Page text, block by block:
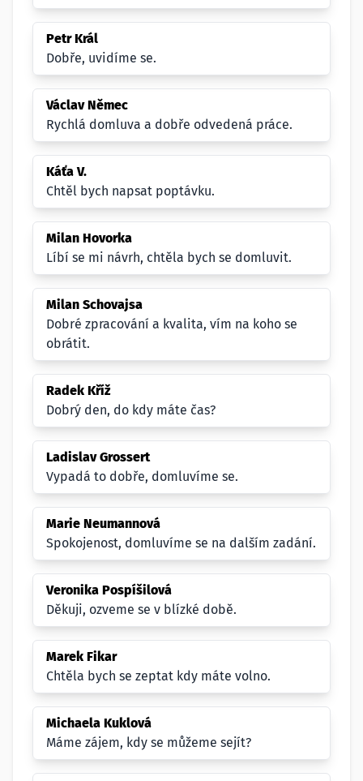
Petr Král
Dobře, uvidíme se.
Václav Němec
Rychlá domluva a dobře odvedená práce.
Káťa V.
Chtěl bych napsat poptávku.
Milan Hovorka
Líbí se mi návrh, chtěla bych se domluvit.
Milan Schovajsa
Dobré zpracování a kvalita, vím na koho se
obrátit.
Radek Kříž
Dobrý den, do kdy máte čas?
Ladislav Grossert
Vypadá to dobře, domluvíme se.
Marie Neumannová
Spokojenost, domluvíme se na dalším zadání.
Veronika Pospíšilová
Děkuji, ozveme se v blízké době.
Marek Fikar
Chtěla bych se zeptat kdy máte volno.
Michaela Kuklová
Máme zájem, kdy se můžeme sejít?